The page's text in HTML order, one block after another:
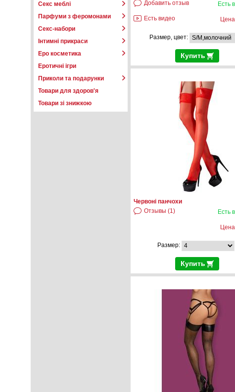
Секс меблі
Парфуми з феромонами
Секс-набори
Інтимні прикраси
Еро косметика
Еротичні ігри
Приколи та подарунки
Товари для здоров'я
Товари зі знижкою
Добавить отзыв
Есть
Есть видео
Размер, цвет:
Купить
Червоні панчохи
Отзывы (1)
Есть
Размер:
Купить